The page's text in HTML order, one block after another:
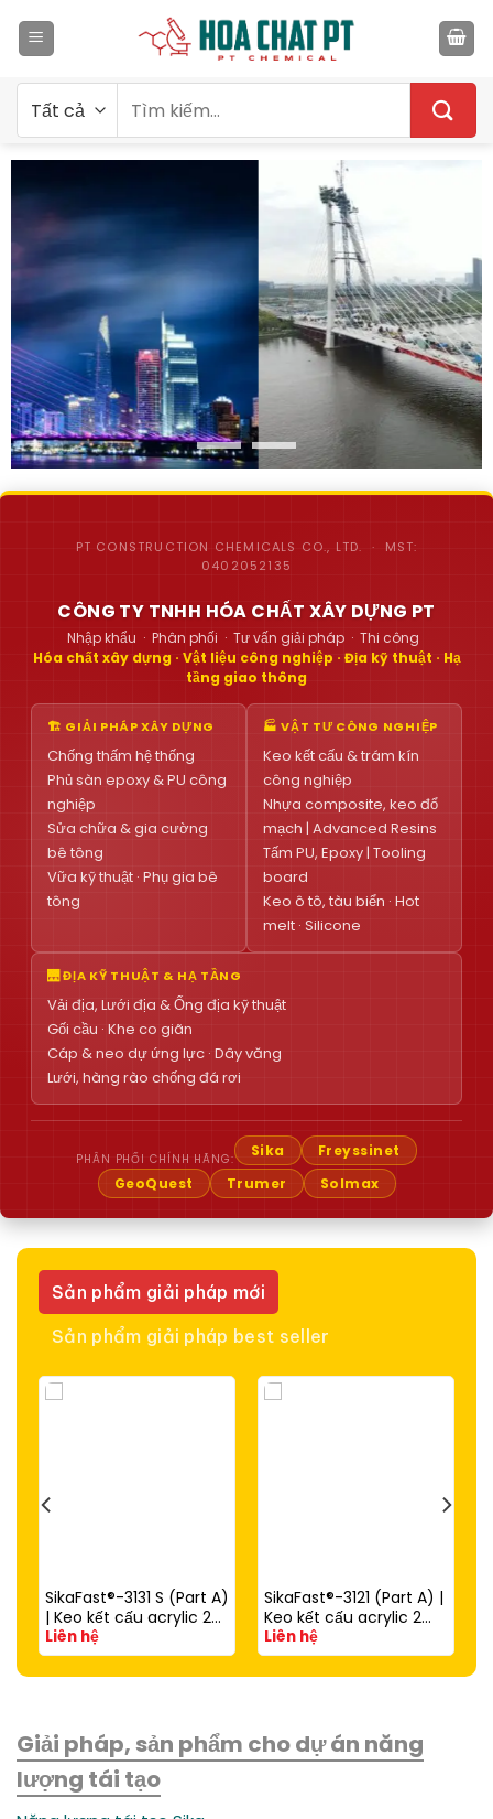
qua
kiếm:
PT CONSTRUCTION CHEMICALS CO., LTD. · MST:
0402052135
CÔNG TY TNHH HÓA CHẤT XÂY DỰNG PT
Nhập khẩu · Phân phối · Tư vấn giải pháp · Thi công
Hóa chất xây dựng · Vật liệu công nghiệp · Địa kỹ thuật · Hạ
tầng giao thông
🏗 GIẢI PHÁP XÂY DỰNG
Chống thấm hệ thống
Phủ sàn epoxy & PU công
nghiệp
Sửa chữa & gia cường
bê tông
Vữa kỹ thuật · Phụ gia bê
tông
🏭 VẬT TƯ CÔNG NGHIỆP
Keo kết cấu & trám kín
công nghiệp
Nhựa composite, keo đổ
mạch | Advanced Resins
Tấm PU, Epoxy | Tooling
board
Keo ô tô, tàu biển · Hot
melt · Silicone
🌉 ĐỊA KỸ THUẬT & HẠ TẦNG
Vải địa, Lưới địa & Ống địa kỹ thuật
Gối cầu · Khe co giãn
Cáp & neo dự ứng lực · Dây văng
Lưới, hàng rào chống đá rơi
PHÂN PHỐI CHÍNH HÃNG: Sika
Freyssinet
GeoQuest
Trumer Solmax
Sản phẩm giải pháp mới
Sản phẩm giải pháp best seller
SikaFast®-3131 S (Part A)
| Keo kết cấu acrylic 2
thành phần đóng rắn
nhanh dùng với
SikaFast®-3081 N (Part
Liên hệ
SikaFast®-3121 (Part A) |
Keo kết cấu acrylic 2
thành phần đóng rắn
nhanh (dùng với
SikaFast®-3081 N Part B)
Liên hệ
Giải pháp, sản phẩm cho dự án năng
lượng tái tạo